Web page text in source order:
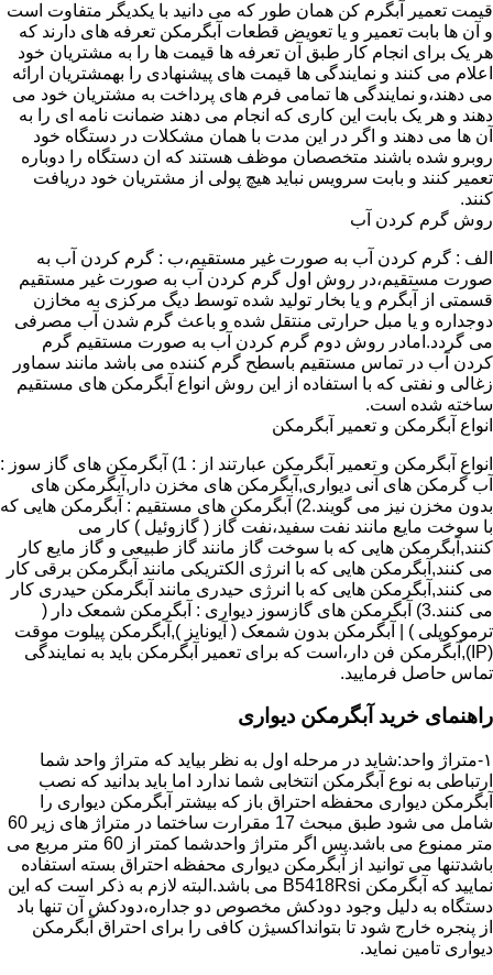
قیمت تعمیر آبگرم کن همان طور که می دانید با یکدیگر متفاوت است
و آن ها بابت تعمیر و یا تعویض قطعات آبگرمکن تعرفه های دارند که
هر یک برای انجام کار طبق آن تعرفه ها قیمت ها را به مشتریان خود
اعلام می کنند و نمایندگی ها قیمت های پیشنهادی را بهمشتریان ارائه
می دهند،و نمایندگی ها تمامی فرم های پرداخت به مشتریان خود می
دهند و هر یک بابت این کاری که انجام می دهند ضمانت نامه ای را به
آن ها می دهند و اگر در این مدت با همان مشکلات در دستگاه خود
روبرو شده باشند متخصصان موظف هستند که ان دستگاه را دوباره
تعمیر کنند و بابت سرویس نباید هیچ پولی از مشتریان خود دریافت
کنند.
روش گرم کردن آب
الف : گرم کردن آب به صورت غیر مستقیم،ب : گرم کردن آب به
صورت مستقیم،در روش اول گرم کردن آب به صورت غیر مستقیم
قسمتی از آبگرم و یا بخار تولید شده توسط دیگ مرکزی به مخازن
دوجداره و یا مبل حرارتی منتقل شده و باعث گرم شدن آب مصرفی
می گردد.امادر روش دوم گرم کردن آب به صورت مستقیم گرم
کردن آب در تماس مستقیم باسطح گرم کننده می باشد مانند سماور
زغالی و نفتی که با استفاده از این روش انواع آبگرمکن های مستقیم
ساخته شده است.
انواع آبگرمکن و تعمیر آبگرمکن
انواع آبگرمکن و تعمیر آبگرمکن عبارتند از : 1) آبگرمکن های گاز سوز :
آب گرمکن های آنی دیواری,آبگرمکن های مخزن دار,آبگرمکن های
بدون مخزن نیز می گویند.2) آبگرمکن های مستقیم : آبگرمکن هایی که
با سوخت مایع مانند نفت سفید،نفت گاز ( گازوئیل ) کار می
کنند,آبگرمکن هایی که با سوخت گاز مانند گاز طبیعی و گاز مایع کار
می کنند,آبگرمکن هایی که با انرژی الکتریکی مانند آبگرمکن برقی کار
می کنند,آبگرمکن هایی که با انرژی حیدری مانند آبگرمکن حیدری کار
می کنند.3) آبگرمکن های گازسوز دیواری : آبگرمکن شمعک دار (
ترموکوپلی ) | آبگرمکن بدون شمعک ( آیونایز ),آبگرمکن پیلوت موقت
(IP),آبگرمکن فن دار،است که برای تعمیر آبگرمکن باید به نمایندگی
تماس حاصل فرمایید.
راهنمای خرید آبگرمکن دیواری
۱-متراژ واحد:شاید در مرحله اول به نظر بیاید که متراژ واحد شما
ارتباطی به نوع آبگرمکن انتخابی شما ندارد اما باید بدانید که نصب
آبگرمکن دیواری محفظه احتراق باز که بیشتر آبگرمکن دیواری را
شامل می شود طبق مبحث 17 مقرارت ساختما در متراژ های زیر 60
متر ممنوع می باشد.پس اگر متراژ واحدشما کمتر از 60 متر مربع می
باشدتنها می توانید از آبگرمکن دیواری محفظه احتراق بسته استفاده
نمایید که آبگرمکن B5418Rsi می باشد.البته لازم به ذکر است که این
دستگاه به دلیل وجود دودکش مخصوص دو جداره،دودکش آن تنها باد
از پنجره خارج شود تا بتوانداکسیژن کافی را برای احتراق آبگرمکن
دیواری تامین نماید.